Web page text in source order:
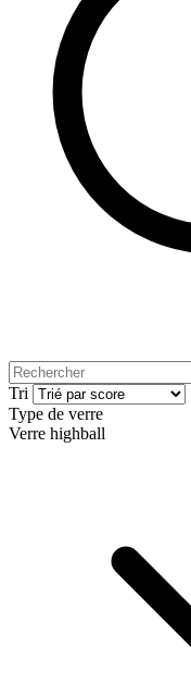
Tri
Type de verre
Verre highball